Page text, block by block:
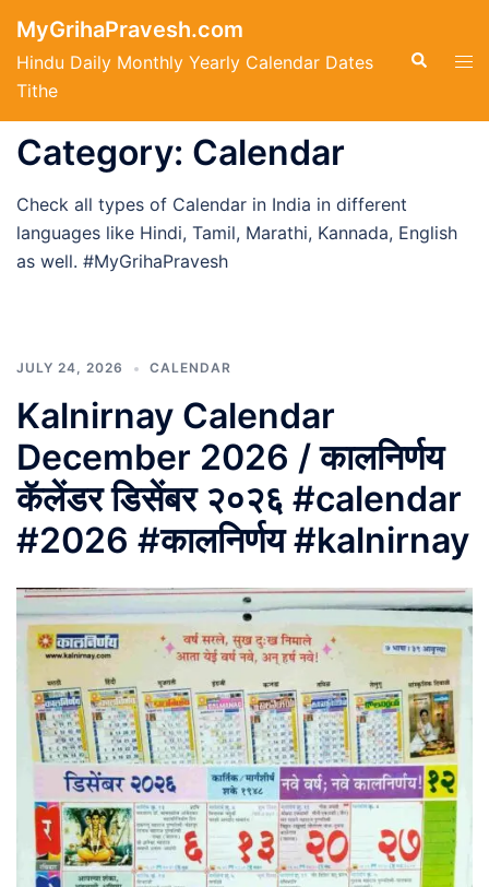
content
MyGrihaPravesh.com
Hindu Daily Monthly Yearly Calendar Dates
Tithe
Search
Category: Calendar
Check all types of Calendar in India in different
languages like Hindi, Tamil, Marathi, Kannada, English
as well. #MyGrihaPravesh
JULY 24, 2026 CALENDAR
Kalnirnay Calendar
December 2026 / कालनिर्णय
कॅलेंडर डिसेंबर २०२६ #calendar
#2026 #कालनिर्णय #kalnirnay